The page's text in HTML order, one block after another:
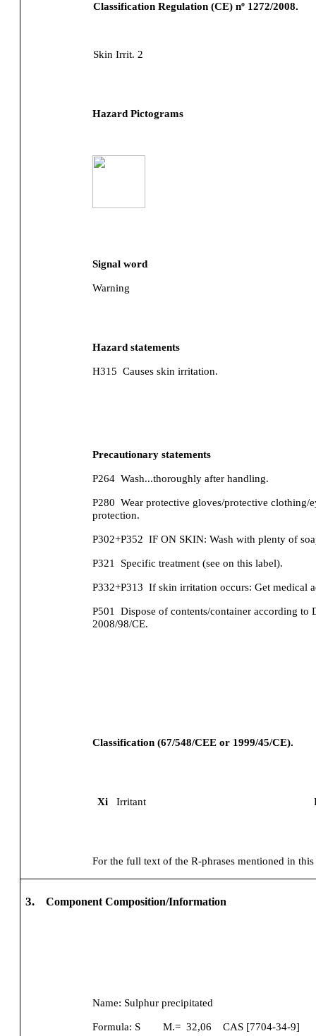
Classification Regulation (CE) nº 1272/2008.
Skin Irrit. 2
Hazard Pictograms
Signal word
Warning
Hazard statements
H315 Causes skin irritation.
Precautionary statements
P264 Wash...thoroughly after handling.
P280 Wear protective gloves/protective clothing/
protection.
P302+P352 IF ON SKIN: Wash with plenty of
P321 Specific treatment (see on this label).
P332+P313 If skin irritation occurs: Get medical
P501
Dispose of contents/container according to
2008/98/CE.
Classification (67/548/CEE or 1999/45/CE).
Xi Irritant
For the full text of the R-phrases mentioned in this
3. Component Composition/Information
Name: Sulphur precipitated
Formula: S M.= 32,06 CAS [7704-34-9]